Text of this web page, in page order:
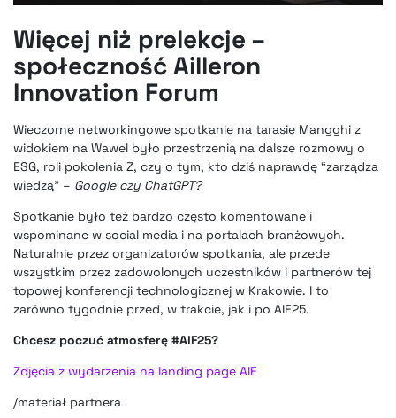
Więcej niż prelekcje –
społeczność Ailleron
Innovation Forum
Wieczorne networkingowe spotkanie na tarasie Mangghi z
widokiem na Wawel było przestrzenią na dalsze rozmowy o
ESG, roli pokolenia Z, czy o tym, kto dziś naprawdę “zarządza
wiedzą” – Google czy ChatGPT?
Spotkanie było też bardzo często komentowane i
wspominane w social media i na portalach branżowych.
Naturalnie przez organizatorów spotkania, ale przede
wszystkim przez zadowolonych uczestników i partnerów tej
topowej konferencji technologicznej w Krakowie. I to
zarówno tygodnie przed, w trakcie, jak i po AIF25.
Chcesz poczuć atmosferę #AIF25?
Zdjęcia z wydarzenia na landing page AIF
/materiał partnera